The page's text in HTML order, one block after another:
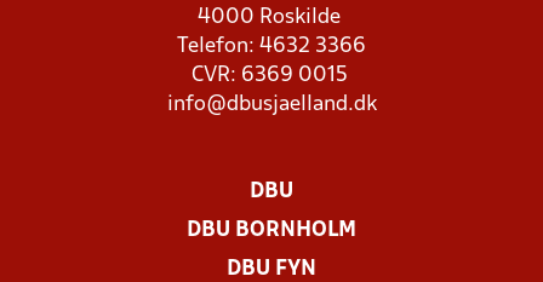
4000 Roskilde
Telefon: 4632 3366
CVR: 6369 0015
info@dbusjaelland.dk
DBU
DBU BORNHOLM
DBU FYN